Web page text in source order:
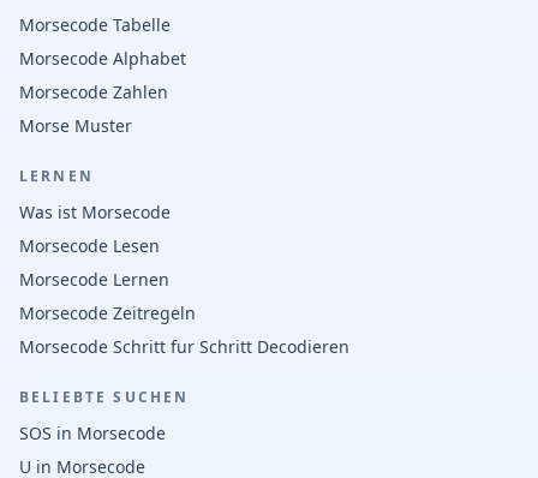
Morsecode Tabelle
Morsecode Alphabet
Morsecode Zahlen
Morse Muster
LERNEN
Was ist Morsecode
Morsecode Lesen
Morsecode Lernen
Morsecode Zeitregeln
Morsecode Schritt fur Schritt Decodieren
BELIEBTE SUCHEN
SOS in Morsecode
U in Morsecode